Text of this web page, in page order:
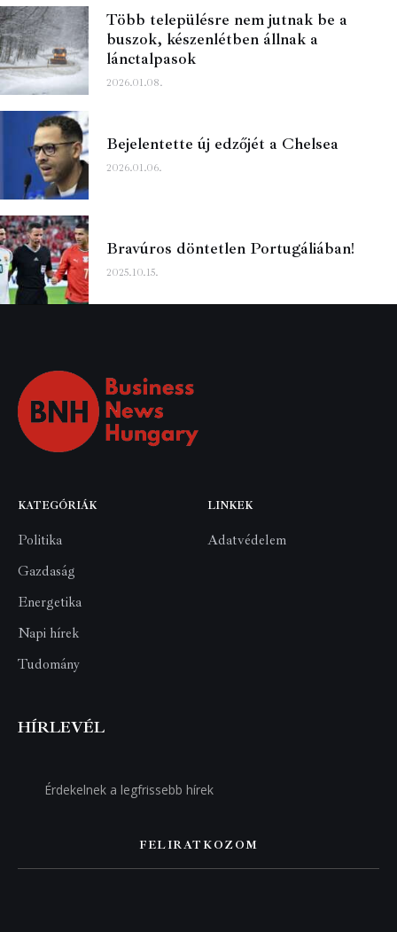
Több településre nem jutnak be a
buszok, készenlétben állnak a
lánctalpasok
2026.01.08.
Bejelentette új edzőjét a Chelsea
2026.01.06.
Bravúros döntetlen Portugáliában!
2025.10.15.
KATEGÓRIÁK
Politika
Gazdaság
Energetika
Napi hírek
Tudomány
LINKEK
Adatvédelem
HÍRLEVÉL
FELIRATKOZOM